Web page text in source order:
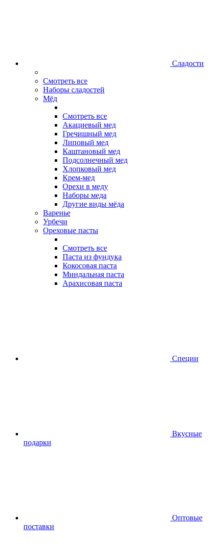
Сладости
Смотреть все
Наборы сладостей
Мёд
Смотреть все
Акациевый мед
Гречишный мед
Липовый мед
Каштановый мед
Подсолнечный мед
Хлопковый мед
Крем-мед
Орехи в меду
Наборы меда
Другие виды мёда
Варенье
Урбечи
Ореховые пасты
Смотреть все
Паста из фундука
Кокосовая паста
Миндальная паста
Арахисовая паста
Специи
Вкусные
подарки
Оптовые
поставки